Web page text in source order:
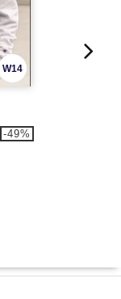
W14
-49%